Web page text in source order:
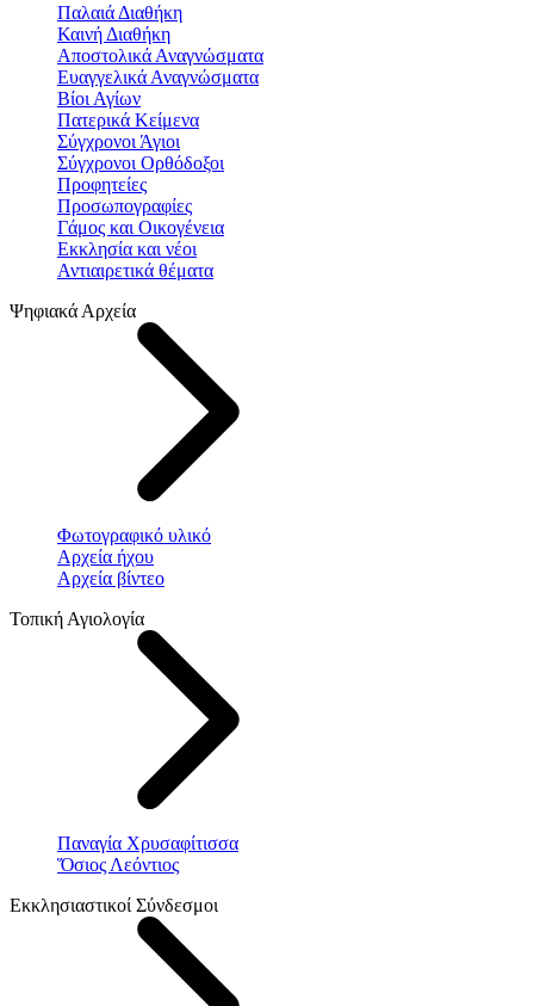
Παλαιά Διαθήκη
Καινή Διαθήκη
Αποστολικά Αναγνώσματα
Ευαγγελικά Αναγνώσματα
Βίοι Αγίων
Πατερικά Κείμενα
Σύγχρονοι Άγιοι
Σύγχρονοι Ορθόδοξοι
Προφητείες
Προσωπογραφίες
Γάμος και Οικογένεια
Εκκλησία και νέοι
Αντιαιρετικά θέματα
Ψηφιακά Αρχεία
Φωτογραφικό υλικό
Αρχεία ήχου
Αρχεία βίντεο
Τοπική Αγιολογία
Παναγία Χρυσαφίτισσα
Ὅσιος Λεόντιος
Εκκλησιαστικοί Σύνδεσμοι